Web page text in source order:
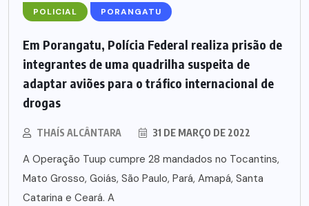
POLICIAL PORANGATU
Em Porangatu, Polícia Federal realiza prisão de
integrantes de uma quadrilha suspeita de
adaptar aviões para o tráfico internacional de
drogas
THAÍS ALCÂNTARA 31 DE MARÇO DE 2022
A Operação Tuup cumpre 28 mandados no Tocantins,
Mato Grosso, Goiás, São Paulo, Pará, Amapá, Santa
Catarina e Ceará. A